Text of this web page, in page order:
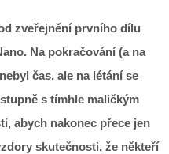
zveřejnění prvního dílu
Na pokračování (a na
čas, ale na létání se
s tímhle maličkým
abych nakonec přece jen
skutečnosti, že někteří